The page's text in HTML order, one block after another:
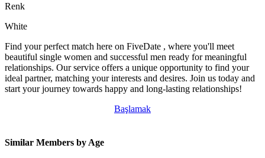
Renk
White
Find your perfect match here on FiveDate , where you'll meet
beautiful single women and successful men ready for meaningful
relationships. Our service offers a unique opportunity to find your
ideal partner, matching your interests and desires. Join us today and
start your journey towards happy and long-lasting relationships!
Başlamak
Similar Members by Age